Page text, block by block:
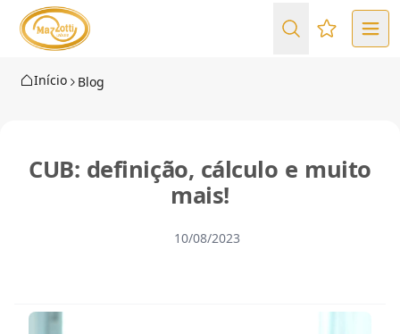
Favoritos
Início Blog
CUB: definição, cálculo e muito
mais!
10/08/2023